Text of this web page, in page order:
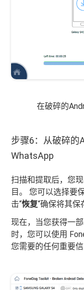
在破碎的
步骤6：从破碎的
WhatsApp
扫描和提取后，您
目。 您可以选择要
击“恢复“确保将其保
现在，当您获得一
时，您可以使用
您需要的任何重要信